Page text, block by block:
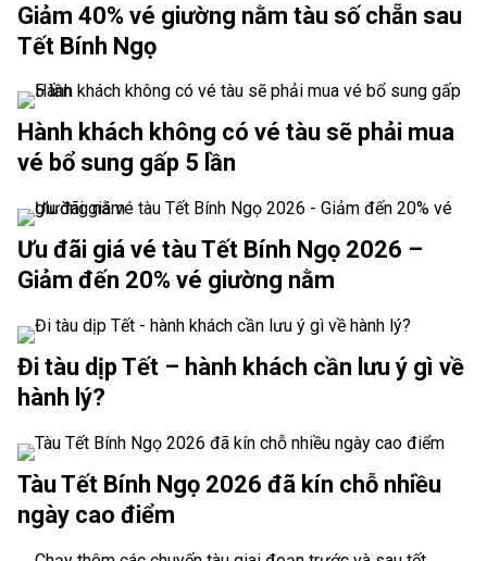
Giảm 40% vé giường nằm tàu số chẵn sau
Tết Bính Ngọ
Hành khách không có vé tàu sẽ phải mua
vé bổ sung gấp 5 lần
Ưu đãi giá vé tàu Tết Bính Ngọ 2026 –
Giảm đến 20% vé giường nằm
Đi tàu dịp Tết – hành khách cần lưu ý gì về
hành lý?
Tàu Tết Bính Ngọ 2026 đã kín chỗ nhiều
ngày cao điểm